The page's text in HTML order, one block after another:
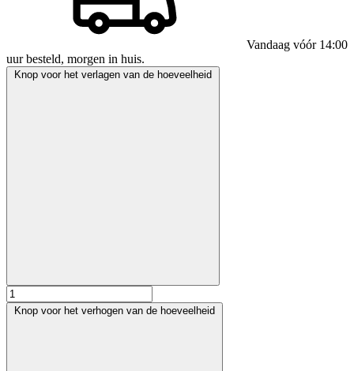
Vandaag vóór 14:00
uur besteld, morgen in huis.
Knop voor het verlagen van de hoeveelheid
Knop voor het verhogen van de hoeveelheid